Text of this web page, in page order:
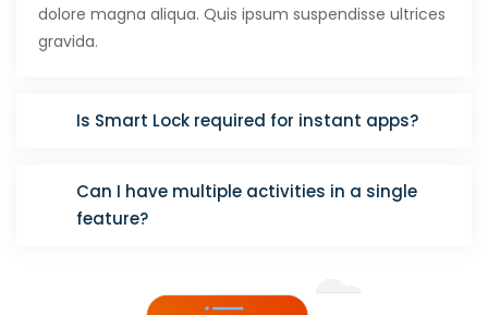
dolore magna aliqua. Quis ipsum suspendisse ultrices
gravida.
Is Smart Lock required for instant apps?
Can I have multiple activities in a single
feature?